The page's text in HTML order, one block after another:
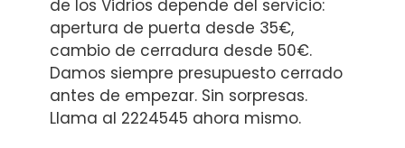
de los Vidrios depende del servicio:
apertura de puerta desde 35€,
cambio de cerradura desde 50€.
Damos siempre presupuesto cerrado
antes de empezar. Sin sorpresas.
Llama al 2224545 ahora mismo.